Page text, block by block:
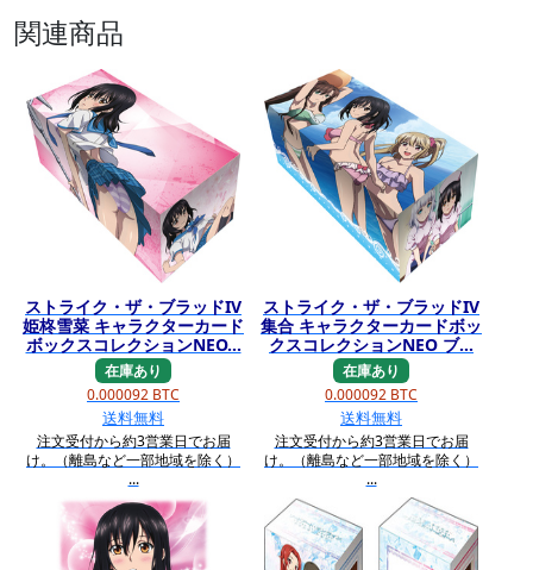
関連商品
ストライク・ザ・ブラッドIV
姫柊雪菜 キャラクターカード
ボックスコレクションNEO...
在庫あり
0.000092 BTC
送料無料
注文受付から約3営業日でお届
け。（離島など一部地域を除く）
...
ストライク・ザ・ブラッドIV
集合 キャラクターカードボッ
クスコレクションNEO ブ...
在庫あり
0.000092 BTC
送料無料
注文受付から約3営業日でお届
け。（離島など一部地域を除く）
...